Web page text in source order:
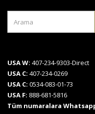
USA W: 407-234-9303-Direct
USA C: 407-234-0269
USA C: 0534-083-01-73
USA F: 888-681-5816
Tüm numaralara